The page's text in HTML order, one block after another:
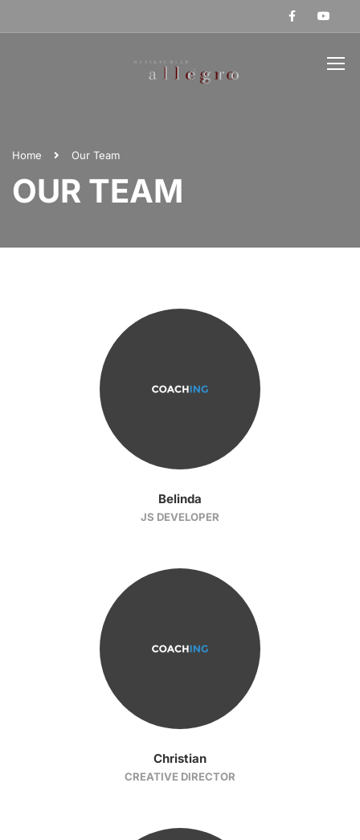
Home Our Team
OUR TEAM
Belinda
JS DEVELOPER
Christian
CREATIVE DIRECTOR